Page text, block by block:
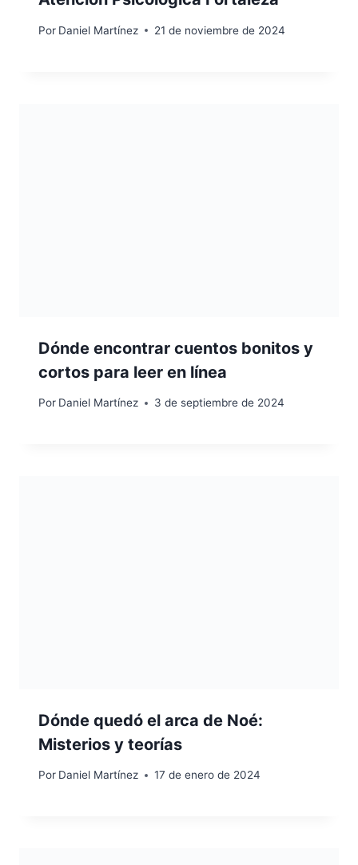
Por Daniel Martínez 21 de noviembre de 2024
Dónde encontrar cuentos bonitos y
cortos para leer en línea
Por Daniel Martínez 3 de septiembre de 2024
Dónde quedó el arca de Noé:
Misterios y teorías
Por Daniel Martínez 17 de enero de 2024